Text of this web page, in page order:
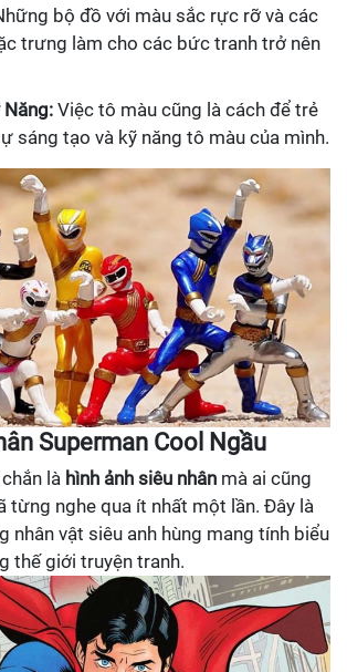
bộ đồ với màu sắc rực rỡ và các
trưng làm cho các bức tranh trở nên
Năng: Việc tô màu cũng là cách để trẻ
sáng tạo và kỹ năng tô màu của mình.
Superman Cool Ngầu
là hình ảnh siêu nhân mà ai cũng
từng nghe qua ít nhất một lần. Đây là
nhân vật siêu anh hùng mang tính biểu
thế giới truyện tranh.